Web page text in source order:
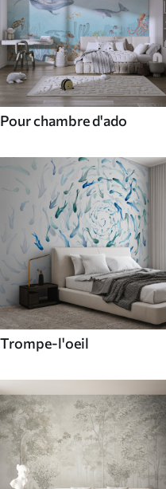
Pour chambre d'ado
Trompe-l'oeil